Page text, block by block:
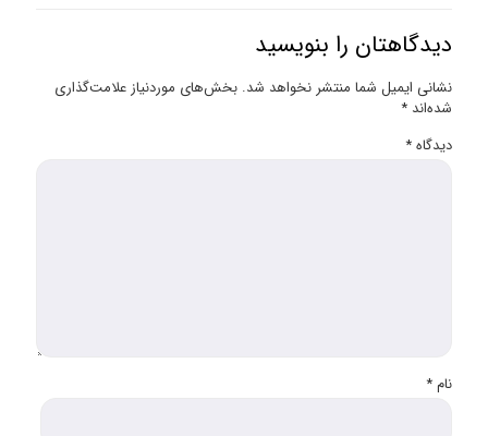
دیدگاهتان را بنویسید
نشانی ایمیل شما منتشر نخواهد شد. بخش‌های موردنیاز علامت‌گذاری
شده‌اند *
دیدگاه*
نام*